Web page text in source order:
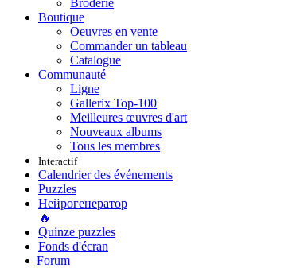
Broderie
Boutique
Oeuvres en vente
Commander un tableau
Catalogue
Communauté
Ligne
Gallerix Top-100
Meilleures œuvres d'art
Nouveaux albums
Tous les membres
Interactif
Calendrier des événements
Puzzles
Нейрогенератор
🔥
Quinze puzzles
Fonds d'écran
Forum